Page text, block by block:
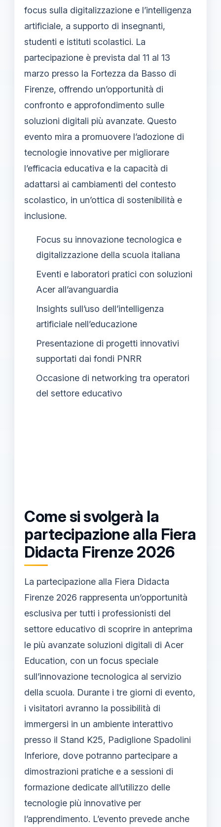
focus sulla digitalizzazione e l’intelligenza
artificiale, a supporto di insegnanti,
studenti e istituti scolastici. La
partecipazione è prevista dal 11 al 13
marzo presso la Fortezza da Basso di
Firenze, offrendo un’opportunità di
confronto e approfondimento sulle
soluzioni digitali più avanzate. Questo
evento mira a promuovere l’adozione di
tecnologie innovative per migliorare
l’efficacia educativa e la capacità di
adattarsi ai cambiamenti del contesto
scolastico, in un’ottica di sostenibilità e
inclusione.
Focus su innovazione tecnologica e
digitalizzazione della scuola italiana
Eventi e laboratori pratici con soluzioni
Acer all’avanguardia
Insights sull’uso dell’intelligenza
artificiale nell’educazione
Presentazione di progetti innovativi
supportati dai fondi PNRR
Occasione di networking tra operatori
del settore educativo
Come si svolgerà la
partecipazione alla Fiera
Didacta Firenze 2026
La partecipazione alla Fiera Didacta
Firenze 2026 rappresenta un’opportunità
esclusiva per tutti i professionisti del
settore educativo di scoprire in anteprima
le più avanzate soluzioni digitali di Acer
Education, con un focus speciale
sull’innovazione tecnologica al servizio
della scuola. Durante i tre giorni di evento,
i visitatori avranno la possibilità di
immergersi in un ambiente interattivo
presso il Stand K25, Padiglione Spadolini
Inferiore, dove potranno partecipare a
dimostrazioni pratiche e a sessioni di
formazione dedicate all’utilizzo delle
tecnologie più innovative per
l’apprendimento. L’evento prevede anche